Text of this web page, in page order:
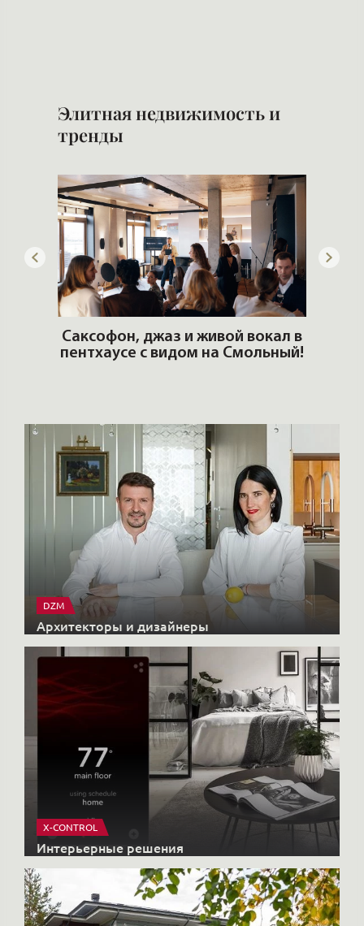
Элитная недвижимость и
тренды
Саксофон, джаз и живой вокал в
пентхаусе с видом на Смольный!
DZM
Архитекторы и дизайнеры
X-CONTROL
Интерьерные решения